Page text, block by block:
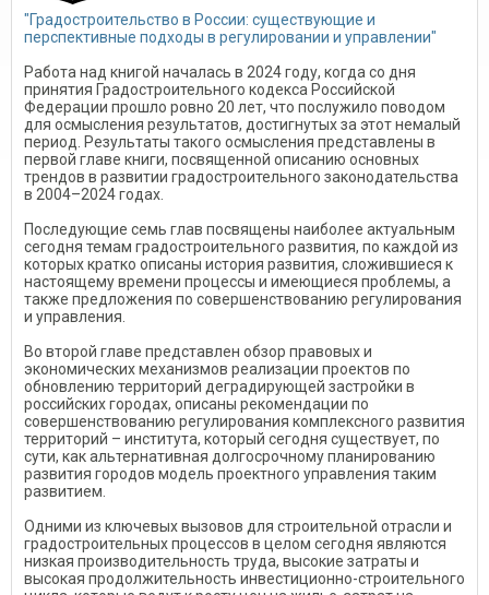
"Градостроительство в России: существующие и
перспективные подходы в регулировании и управлении"
Работа над книгой началась в 2024 году, когда со дня
принятия Градостроительного кодекса Российской
Федерации прошло ровно 20 лет, что послужило поводом
для осмысления результатов, достигнутых за этот немалый
период. Результаты такого осмысления представлены в
первой главе книги, посвященной описанию основных
трендов в развитии градостроительного законодательства
в 2004–2024 годах.
Последующие семь глав посвящены наиболее актуальным
сегодня темам градостроительного развития, по каждой из
которых кратко описаны история развития, сложившиеся к
настоящему времени процессы и имеющиеся проблемы, а
также предложения по совершенствованию регулирования
и управления.
Во второй главе представлен обзор правовых и
экономических механизмов реализации проектов по
обновлению территорий деградирующей застройки в
российских городах, описаны рекомендации по
совершенствованию регулирования комплексного развития
территорий – института, который сегодня существует, по
сути, как альтернативная долгосрочному планированию
развития городов модель проектного управления таким
развитием.
Одними из ключевых вызовов для строительной отрасли и
градостроительных процессов в целом сегодня являются
низкая производительность труда, высокие затраты и
высокая продолжительность инвестиционно-строительного